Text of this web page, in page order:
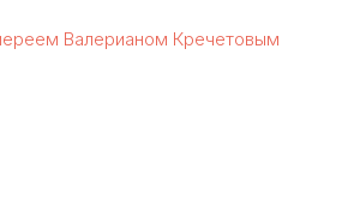
Валерианом Кречетовым